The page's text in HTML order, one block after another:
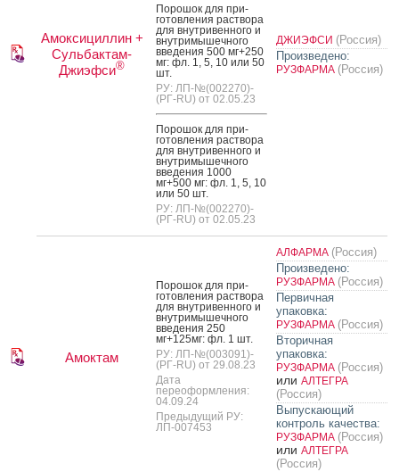
Амоксициллин +
Сульбактам-
Джиэфси®
По­рошок для при­
готов­ле­ния рас­тво­ра
для внут­ри­вен­но­го и
внут­ри­мышеч­но­го
вве­дения 500 мг+250
мг: фл. 1, 5, 10 или 50
шт.
РУ: ЛП-№(002270)-
(РГ-RU) от 02.05.23
По­рошок для при­
готов­ле­ния рас­тво­ра
для внут­ри­вен­но­го и
внут­ри­мышеч­но­го
вве­дения 1000
мг+500 мг: фл. 1, 5, 10
или 50 шт.
РУ: ЛП-№(002270)-
(РГ-RU) от 02.05.23
ДЖИЭФСИ (Россия)
Произведено:
РУЗФАРМА (Россия)
Амоктам
По­рошок для при­
готов­ле­ния рас­тво­ра
для внут­ри­вен­но­го и
внут­ри­мышеч­но­го
вве­дения 250
мг+125мг: фл. 1 шт.
РУ: ЛП-№(003091)-
(РГ-RU) от 29.08.23
Дата
переоформления:
04.09.24
Предыдущий РУ:
ЛП-007453
АЛФАРМА (Россия)
Произведено:
РУЗФАРМА (Россия)
Первичная
упаковка:
РУЗФАРМА (Россия)
Вторичная
упаковка:
РУЗФАРМА (Россия)
или АЛТЕГРА
(Россия)
Выпускающий
контроль качества:
РУЗФАРМА (Россия)
или АЛТЕГРА
(Россия)